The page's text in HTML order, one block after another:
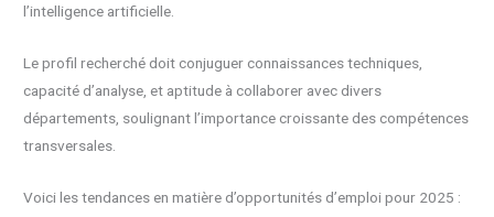
l’intelligence artificielle.
Le profil recherché doit conjuguer connaissances techniques,
capacité d’analyse, et aptitude à collaborer avec divers
départements, soulignant l’importance croissante des compétences
transversales.
Voici les tendances en matière d’opportunités d’emploi pour 2025 :